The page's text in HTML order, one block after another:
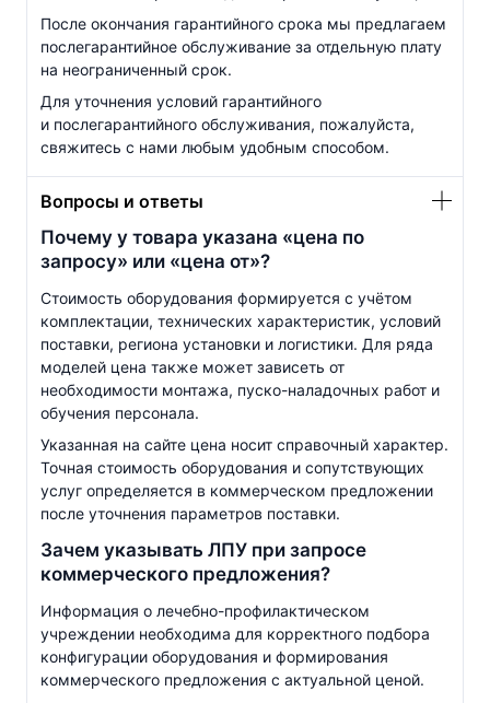
После окончания гарантийного срока мы предлагаем
послегарантийное обслуживание за отдельную плату
на неограниченный срок.
Для уточнения условий гарантийного
и послегарантийного обслуживания, пожалуйста,
свяжитесь с нами любым удобным способом.
Вопросы и ответы
Почему у товара указана «цена по
запросу» или «цена от»?
Стоимость оборудования формируется с учётом
комплектации, технических характеристик, условий
поставки, региона установки и логистики. Для ряда
моделей цена также может зависеть от
необходимости монтажа, пуско-наладочных работ и
обучения персонала.
Указанная на сайте цена носит справочный характер.
Точная стоимость оборудования и сопутствующих
услуг определяется в коммерческом предложении
после уточнения параметров поставки.
Зачем указывать ЛПУ при запросе
коммерческого предложения?
Информация о лечебно-профилактическом
учреждении необходима для корректного подбора
конфигурации оборудования и формирования
коммерческого предложения с актуальной ценой.